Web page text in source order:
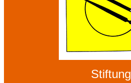
Stiftung